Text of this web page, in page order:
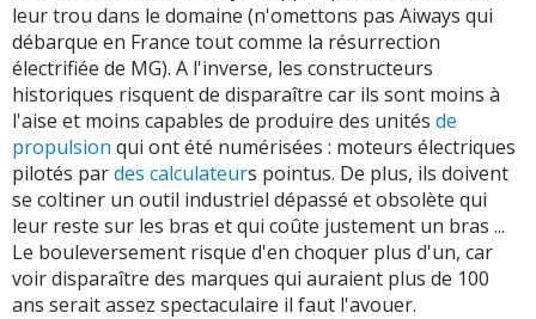
leur trou dans le domaine (n'omettons pas Aiways qui
débarque en France tout comme la résurrection
électrifiée de MG). A l'inverse, les constructeurs
historiques risquent de disparaître car ils sont moins à
l'aise et moins capables de produire des unités de
propulsion qui ont été numérisées : moteurs électriques
pilotés pardes calculateurs pointus. De plus, ils doivent
se coltiner un outil industriel dépassé et obsolète qui
leur reste sur les bras et qui coûte justement un bras ...
Le bouleversement risque d'en choquer plus d'un, car
voir disparaître des marques qui auraient plus de 100
ans serait assez spectaculaire il faut l'avouer.